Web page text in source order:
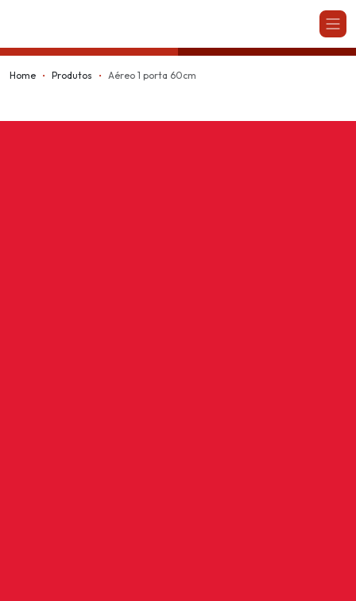
Home Produtos Aéreo 1 porta 60cm